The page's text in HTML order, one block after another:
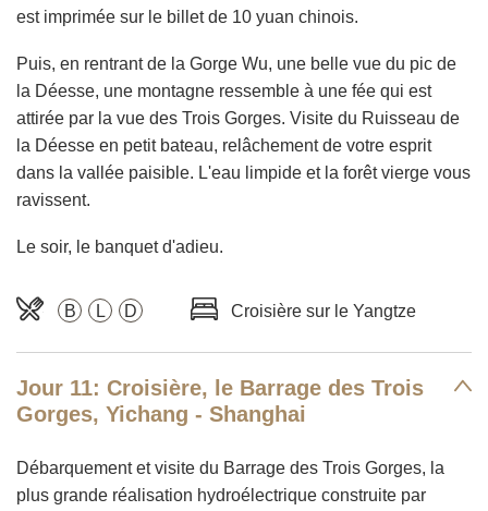
est imprimée sur le billet de 10 yuan chinois.
Puis, en rentrant de la Gorge Wu, une belle vue du pic de
la Déesse, une montagne ressemble à une fée qui est
attirée par la vue des Trois Gorges. Visite du Ruisseau de
la Déesse en petit bateau, relâchement de votre esprit
dans la vallée paisible. L'eau limpide et la forêt vierge vous
ravissent.
Le soir, le banquet d'adieu.
B L D Croisière sur le Yangtze
Jour 11: Croisière, le Barrage des Trois
Gorges, Yichang - Shanghai
Débarquement et visite du Barrage des Trois Gorges, la
plus grande réalisation hydroélectrique construite par